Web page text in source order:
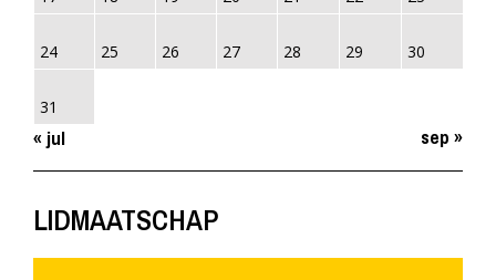
24 25 26 27 28 29 30
31
« jul sep »
LIDMAATSCHAP